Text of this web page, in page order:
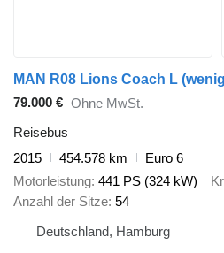
MAN R08 Lions Coach L
79.000 € Ohne MwSt.
Reisebus
2015
454.578 km
Euro 6
Motorleistung 441 PS (324 kW)
Anzahl der Sitze 54
Deutschland, Hamburg